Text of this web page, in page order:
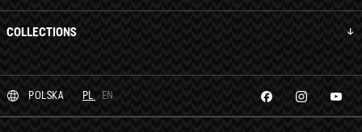
COLLECTIONS
POLSKA PL EN